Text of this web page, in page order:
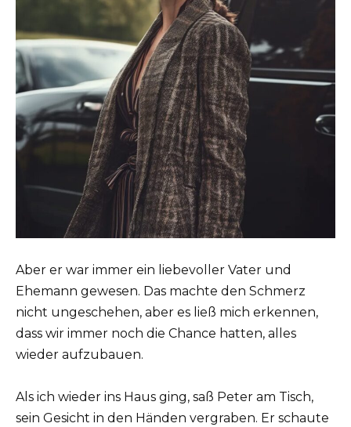
Aber er war immer ein liebevoller Vater und
Ehemann gewesen. Das machte den Schmerz
nicht ungeschehen, aber es ließ mich erkennen,
dass wir immer noch die Chance hatten, alles
wieder aufzubauen.
Als ich wieder ins Haus ging, saß Peter am Tisch,
sein Gesicht in den Händen vergraben. Er schaute